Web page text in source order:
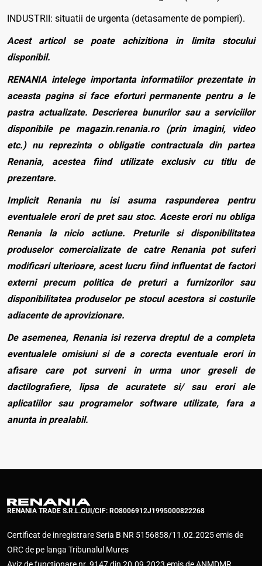
INDUSTRII: situatii de urgenta (detasamente de pompieri).
Acest articol se poate achizitiona in limita stocului
disponibil.
RENANIA intelege importanta informatiilor prezentate in
aceasta pagina si face eforturi permanente pentru a le
pastra actualizate. Descrierea bunurilor sau a serviciilor
disponibile pe magazin.renania.ro (prin imagini, video
etc.) nu reprezinta o obligatie contractuala din partea
Renania, acestea fiind utilizate exclusiv cu titlu de
prezentare.
Implicit Renania nu isi asuma raspunderea pentru
eventualele erori de pret sau stoc. Aceste erori nu obliga
Renania la nicio actiune. Preturile si disponibilitatea
produselor comercializate de catre Renania pot suferi
modificari ulterioare, acest lucru fiind influentat de factori
externi precum politica de preturi a furnizorilor sau
disponibilitatea produselor pe stocul acestora si costurile
adiacente de aprovizionare.
De asemenea, Renania isi rezerva dreptul de a completa
eventualele omisiuni si de a corecta eventuale erori in
afisare care pot surveni in urma unor greseli de
dactilografiere, lipsa de acuratete si/ sau erori ale
aplicatiilor sau programelor software utilizate, fara a
anunta in prealabil.
RENANIA TRADE S.R.L.CUI/CIF: RO8006912J1995000822268
Certificat de inregistrare Seria B NR 5156858/11.02.2025 emis de
ORC de pe langa Tribunalul Mures